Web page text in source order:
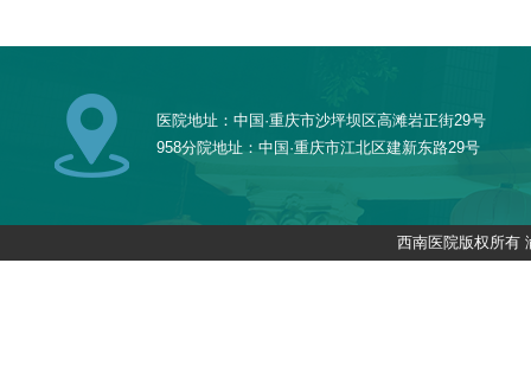
医院地址：中国·重庆市沙坪坝区高滩岩正街29号
958分院地址：中国·重庆市江北区建新东路29号
西南医院版权所有